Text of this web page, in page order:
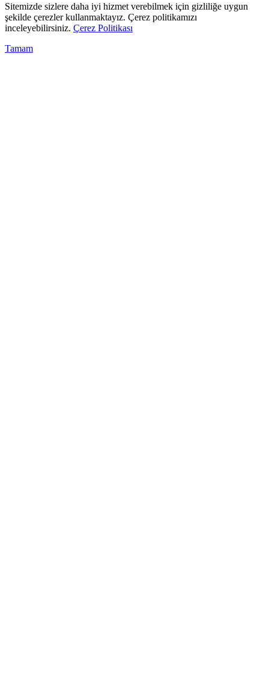
Sitemizde sizlere daha iyi hizmet verebilmek için gizliliğe uygun
şekilde çerezler kullanmaktayız. Çerez politikamızı
inceleyebilirsiniz. Çerez Politikası
Tamam